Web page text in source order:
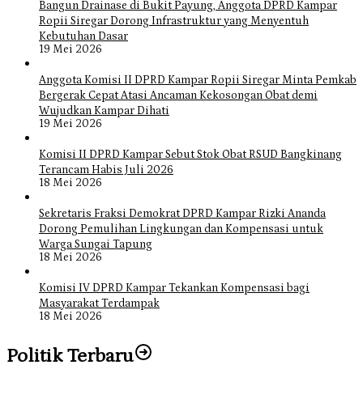
Bangun Drainase di Bukit Payung, Anggota DPRD Kampar
Ropii Siregar Dorong Infrastruktur yang Menyentuh
Kebutuhan Dasar
19 Mei 2026
Anggota Komisi II DPRD Kampar Ropii Siregar Minta Pemkab
Bergerak Cepat Atasi Ancaman Kekosongan Obat demi
Wujudkan Kampar Dihati
19 Mei 2026
Komisi II DPRD Kampar Sebut Stok Obat RSUD Bangkinang
Terancam Habis Juli 2026
18 Mei 2026
Sekretaris Fraksi Demokrat DPRD Kampar Rizki Ananda
Dorong Pemulihan Lingkungan dan Kompensasi untuk
Warga Sungai Tapung
18 Mei 2026
Komisi IV DPRD Kampar Tekankan Kompensasi bagi
Masyarakat Terdampak
18 Mei 2026
Politik Terbaru